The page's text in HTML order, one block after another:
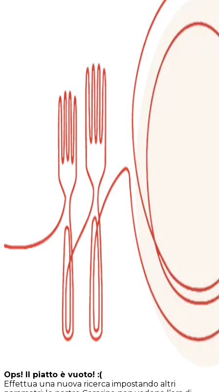
Ops! Il piatto è vuoto! :(
Effettua una nuova ricerca impostando altri